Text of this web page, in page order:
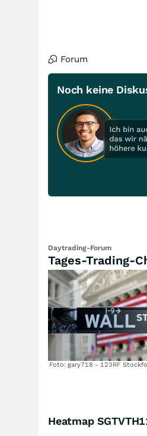
Forum
Noch keine
Daytrading-Forum
Tages-Trading-
Foto: gary718 - 123RF
Heatmap